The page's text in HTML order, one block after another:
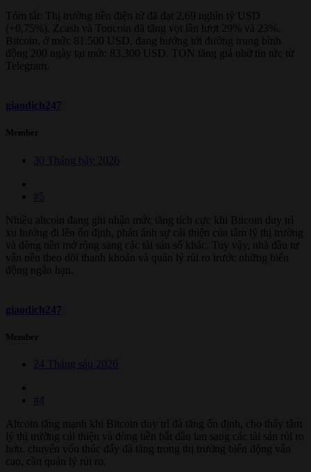
Tóm tắt: Thị trường tiền điện tử đã đạt 2,69 nghìn tỷ USD
(+0,75%). Zcash và Toncoin đã tăng vọt lần lượt 29% và 23%.
Bitcoin, ở mức 81.500 USD, đang hướng tới đường trung bình
động 200 ngày tại mức 83.300 USD. TON tăng giá nhờ tin tức từ
Telegram.
giaodich247
Member
30 Tháng bảy 2026
#5
Nhiều altcoin đang ghi nhận mức tăng tích cực khi Bitcoin duy trì
xu hướng đi lên ổn định, phản ánh sự cải thiện của tâm lý thị trường
và dòng tiền mở rộng sang các tài sản số khác. Tuy vậy, nhà đầu tư
vẫn nên theo dõi thanh khoản và quản lý rủi ro trước những biến
động ngắn hạn.
giaodich247
Member
24 Tháng sáu 2026
#4
Altcoin tăng mạnh khi Bitcoin duy trì đà tăng ổn định, cho thấy tâm
lý thị trường cải thiện và dòng tiền bắt đầu lan sang các tài sản rủi ro
hơn. chuyển vốn thúc đẩy đà tăng trong thị trường biến động vẫn
cao, cần quản lý rủi ro.